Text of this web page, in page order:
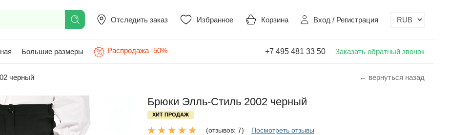
Отследить заказ Избранное Корзина Вход / Регистрация
Большие размеры Распродажа -50% +7 495 481 33 50 Заказать обратный звонок
черный ← вернуться назад
Брюки Элль-Стиль 2002 черный
ХИТ ПРОДАЖ
(отзывов: 7) Посмотреть отзывы